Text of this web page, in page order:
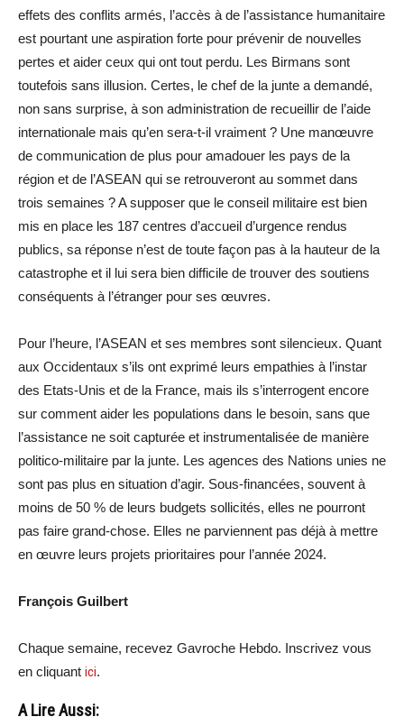
effets des conflits armés, l’accès à de l’assistance humanitaire
est pourtant une aspiration forte pour prévenir de nouvelles
pertes et aider ceux qui ont tout perdu. Les Birmans sont
toutefois sans illusion. Certes, le chef de la junte a demandé,
non sans surprise, à son administration de recueillir de l’aide
internationale mais qu’en sera-t-il vraiment ? Une manœuvre
de communication de plus pour amadouer les pays de la
région et de l’ASEAN qui se retrouveront au sommet dans
trois semaines ? A supposer que le conseil militaire est bien
mis en place les 187 centres d’accueil d’urgence rendus
publics, sa réponse n’est de toute façon pas à la hauteur de la
catastrophe et il lui sera bien difficile de trouver des soutiens
conséquents à l’étranger pour ses œuvres.
Pour l’heure, l’ASEAN et ses membres sont silencieux. Quant
aux Occidentaux s’ils ont exprimé leurs empathies à l’instar
des Etats-Unis et de la France, mais ils s’interrogent encore
sur comment aider les populations dans le besoin, sans que
l’assistance ne soit capturée et instrumentalisée de manière
politico-militaire par la junte. Les agences des Nations unies ne
sont pas plus en situation d’agir. Sous-financées, souvent à
moins de 50 % de leurs budgets sollicités, elles ne pourront
pas faire grand-chose. Elles ne parviennent pas déjà à mettre
en œuvre leurs projets prioritaires pour l’année 2024.
François Guilbert
Chaque semaine, recevez Gavroche Hebdo. Inscrivez vous
en cliquant ici.
A Lire Aussi: